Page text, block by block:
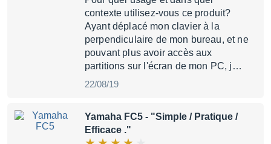
contexte utilisez-vous ce produit?
Ayant déplacé mon clavier à la
perpendiculaire de mon bureau, et ne
pouvant plus avoir accès aux
partitions sur l'écran de mon PC, j…
22/08/19
Yamaha FC5 - "Simple / Pratique /
Efficace ."